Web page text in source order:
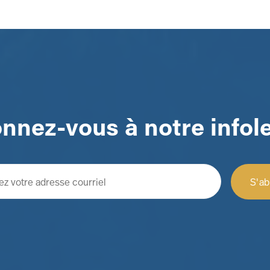
vous à notre